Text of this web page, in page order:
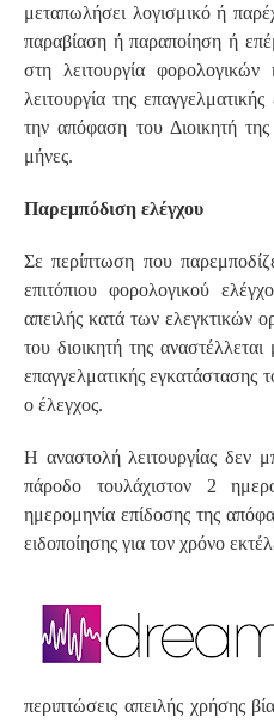
μεταπωλήσει λογισμικό ή
παραβίαση ή παραποίηση ή
στη λειτουργία
λειτουργία της
την απόφαση του Διοικητή
μήνες.
Παρεμπόδιση ελέγχου
Σε περίπτωση που
επιτόπιου φορολογικού
απειλής κατά των
του διοικητή της
επαγγελματικής εγκατάστασης
ο έλεγχος.
Η αναστολή λειτουργίας δεν
πάροδο τουλάχιστον 2
ημερομηνία επίδοσης της
ειδοποίησης για τον χρόνο
περιπτώσεις απειλής χρήσης